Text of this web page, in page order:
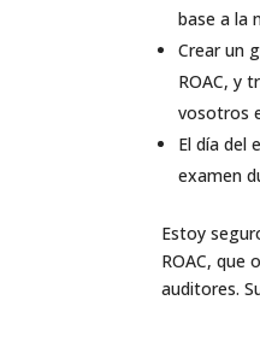
base a la
Crear un
ROAC, y
vosotros
El día del
examen
Estoy
ROAC, que
auditores.